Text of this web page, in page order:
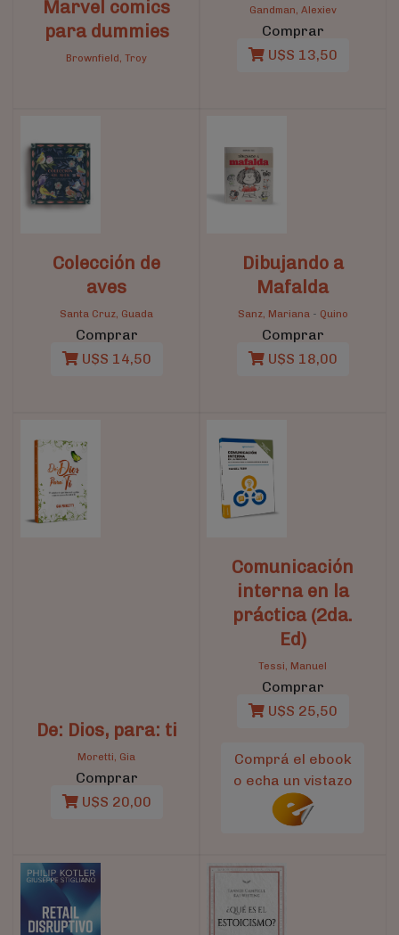
Marvel comics
para dummies
Brownfield, Troy
Gandman, Alexiev
Comprar
U$S 13,50
Colección de
aves
Santa Cruz, Guada
Comprar
U$S 14,50
Dibujando a
Mafalda
Sanz, Mariana- Quino
Comprar
U$S 18,00
De: Dios, para: ti
Moretti, Gia
Comprar
U$S 20,00
Comunicación
interna en la
práctica (2da.
Ed)
Tessi, Manuel
Comprar
U$S 25,50
Comprá el ebook
o echa un vistazo